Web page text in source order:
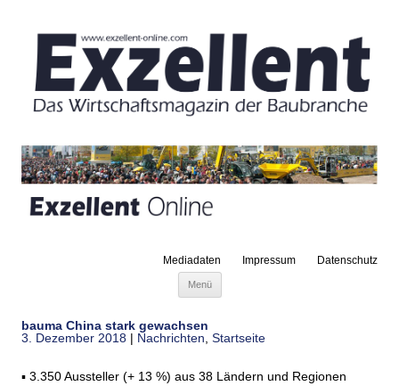
Mediadaten Impressum Datenschutz
Menü
bauma China stark gewachsen
3. Dezember 2018 | Nachrichten Startseite
▪ 3.350 Aussteller (+ 13 %) aus 38 Ländern und Regionen